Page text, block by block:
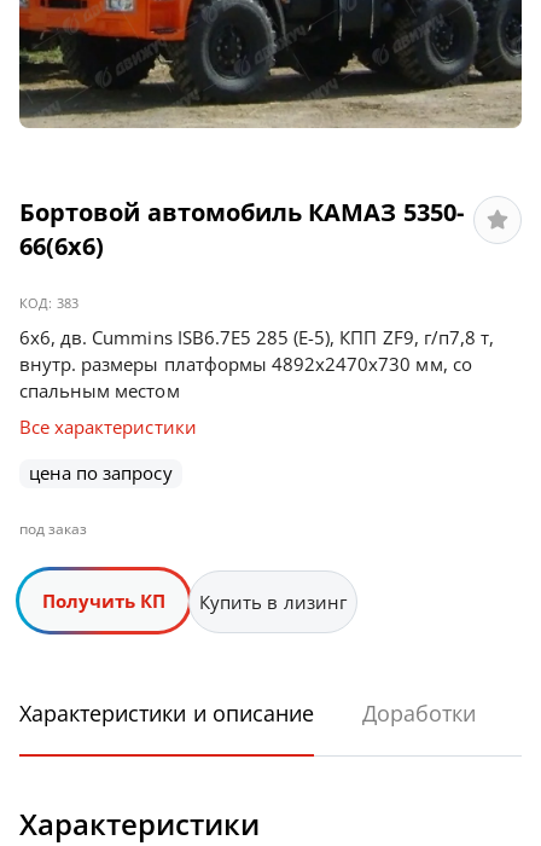
Бортовой автомобиль КАМАЗ 5350-
66(6х6)
КОД: 383
6х6, дв. Cummins ISB6.7E5 285 (Е-5), КПП ZF9, г/п7,8 т,
внутр. размеры платформы 4892х2470х730 мм, со
спальным местом
Все характеристики
цена по запросу
под заказ
Получить КП Купить в лизинг
Характеристики и описание Доработки
Характеристики